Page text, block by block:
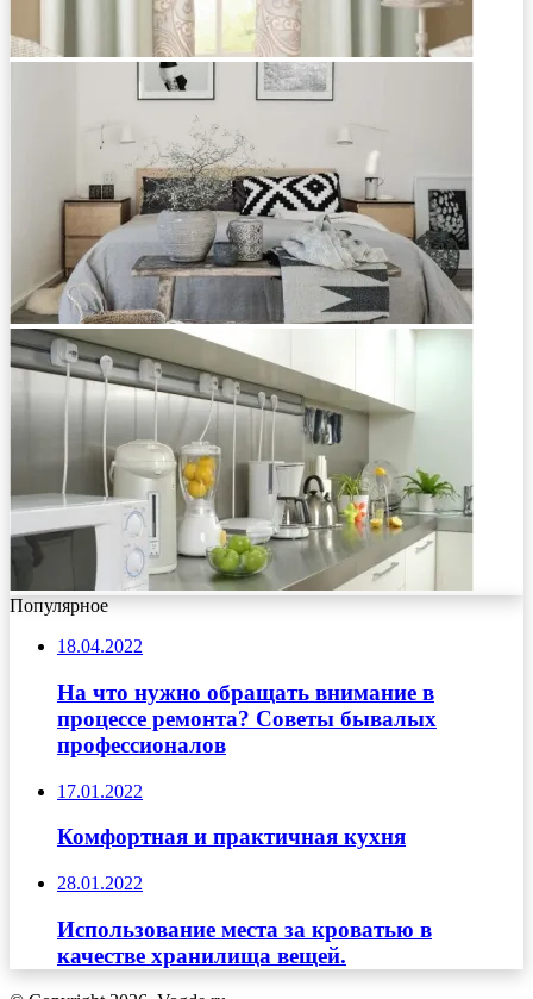
Популярное
18.04.2022
На что нужно обращать внимание в
процессе ремонта? Советы бывалых
профессионалов
17.01.2022
Комфортная и практичная кухня
28.01.2022
Использование места за кроватью в
качестве хранилища вещей.